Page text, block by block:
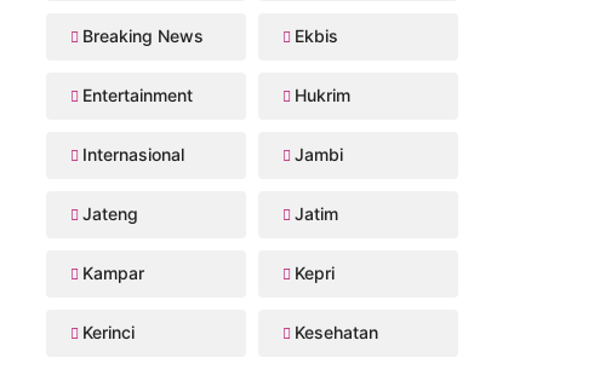
Breaking News Ekbis
Entertainment Hukrim
Internasional Jambi
Jateng Jatim
Kampar Kepri
Kerinci Kesehatan